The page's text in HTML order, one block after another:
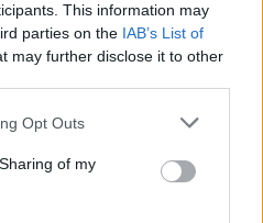
This information may
parties on the IAB’s List of
may further disclose it to other
app uses one or more Google
behaviour. You may click to
and its third-party tags to
purposes in below Google
Opt Outs
of my